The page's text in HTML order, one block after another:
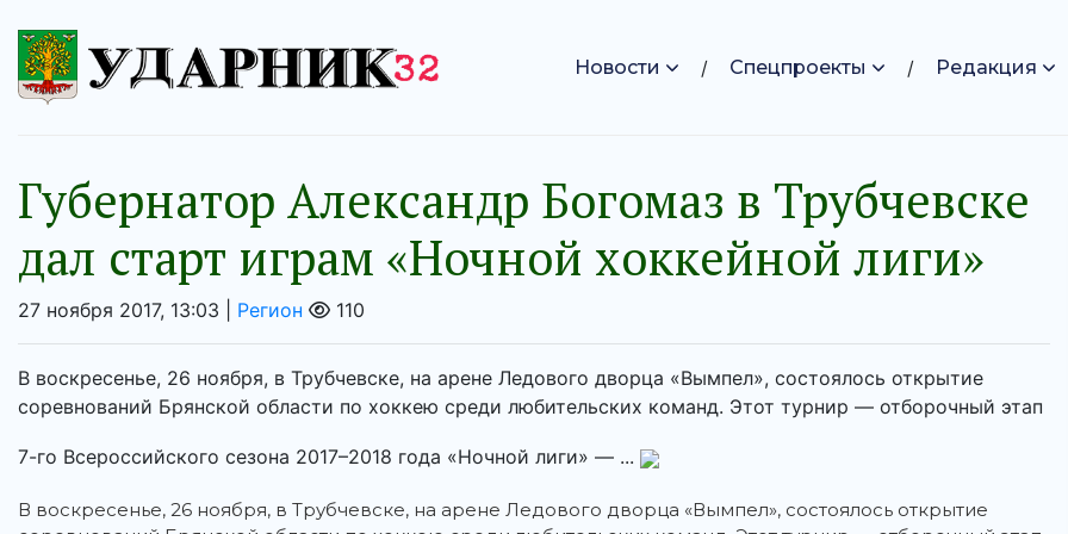
Новости Спецпроекты Редакция
Губернатор Александр Богомаз в Трубчевске
дал старт играм «Ночной хоккейной лиги»
27 ноября 2017, 13:03 | Регион 110
В воскресенье, 26 ноября, в Трубчевске, на арене Ледового дворца «Вымпел», состоялось открытие
соревнований Брянской области по хоккею среди любительских команд. Этот турнир — отборочный этап
7-го Всероссийского сезона 2017–2018 года «Ночной лиги» — ...
В воскресенье, 26 ноября, в Трубчевске, на арене Ледового дворца «Вымпел», состоялось открытие